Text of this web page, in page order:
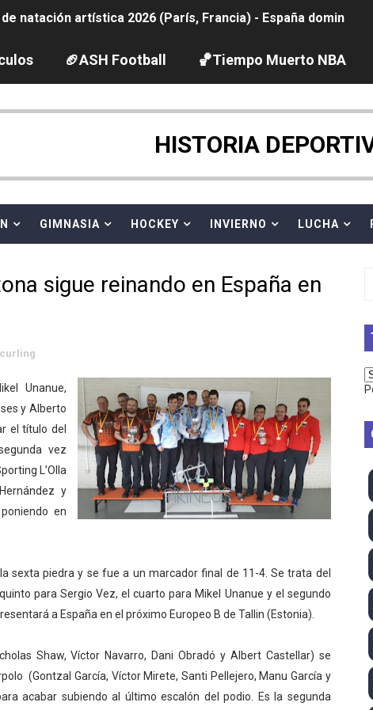
natación artística 2026 (París, Francia) - España domina
desbancan una semana después a The Demand por
2026 - Etapa 5
2026
aguas abiertas 2026 (París, Francia) - Dobletes de
y Tavion Heights ponen fin al reinado por parejas de The
2026 - Week 10
season
Chelsea Green, Chad Gable y Baron Corbin en
de MTB 2026 (Monteceneri, Suiza) - Charlie Aldridge y Sina
remo 2026 (Varese, Italia) - Rumanía, Alemania y Gran
2026 (Tokio, Japón) - Estados Unidos invencibles, ya
último Impact! con Jason Hotch como nuevo TNA
(Hong Kong) - La delegación italiana arrasa con 4 oros y 4
monarca Intercontinental, su primer título individual en
League 2026 - Las Utah Talons son bicampeonas de la AUSL
🏈ASH Football 🏀Tiempo Muerto NBA
HISTORIA
GIMNASIA HOCKEY INVIERNO LUCHA
sigue reinando en España en
curling
Unanue,
y Alberto
el título del
vez
L’Olla
y
en
sexta piedra y se fue a un marcador final de 11-4. Se trata del
para Sergio Vez, el cuarto para Mikel Unanue y el segundo
a España en el próximo Europeo B de Tallin (Estonia).
Shaw, Víctor Navarro, Dani Obradó y Albert Castellar) se
(Gontzal García, Víctor Mirete, Santi Pellejero, Manu García y
acabar subiendo al último escalón del podio. Es la segunda